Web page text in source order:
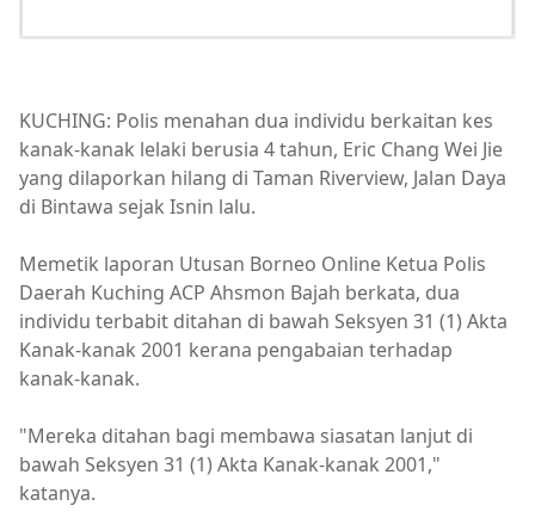
KUCHING: Polis menahan dua individu berkaitan kes
kanak-kanak lelaki berusia 4 tahun, Eric Chang Wei Jie
yang dilaporkan hilang di Taman Riverview, Jalan Daya
di Bintawa sejak Isnin lalu.
Memetik laporan Utusan Borneo Online Ketua Polis
Daerah Kuching ACP Ahsmon Bajah berkata, dua
individu terbabit ditahan di bawah Seksyen 31 (1) Akta
Kanak-kanak 2001 kerana pengabaian terhadap
kanak-kanak.
"Mereka ditahan bagi membawa siasatan lanjut di
bawah Seksyen 31 (1) Akta Kanak-kanak 2001,"
katanya.